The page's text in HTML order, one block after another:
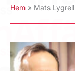
Hem Mats Lygrell